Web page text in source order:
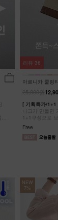
아르니카 쿨링
[ 기획특가/1+1
나크가 만들면
1+1구성으로
다 챙겨가세요
Free
리뷰 36
NEW
7%